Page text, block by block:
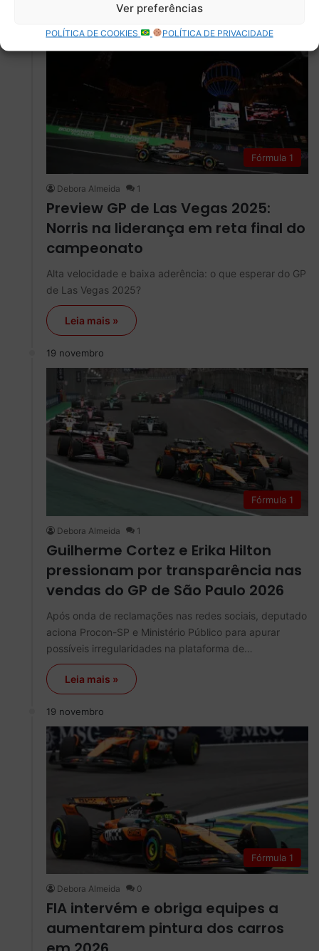
Ver preferências
POLÍTICA DE COOKIES POLÍTICA DE PRIVACIDADE
Fórmula 1
Debora Almeida 1
Preview GP de Las Vegas 2025:
Norris na liderança em reta final do
campeonato
Alta velocidade e baixa aderência: o que esperar do GP
de Las Vegas 2025?
Leia mais »
19 novembro
Fórmula 1
Debora Almeida 1
Guilherme Cortez e Erika Hilton
pressionam por transparência nas
vendas do GP de São Paulo 2026
Após onda de reclamações nas redes sociais, deputado
aciona Procon-SP e Ministério Público para apurar
possíveis irregularidades na plataforma de…
Leia mais »
19 novembro
Fórmula 1
Debora Almeida 0
FIA intervém e obriga equipes a
aumentarem pintura dos carros